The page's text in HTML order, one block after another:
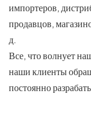
импортеров,
продавцов,
д.
Все, что волнует
наши клиенты
постоянно